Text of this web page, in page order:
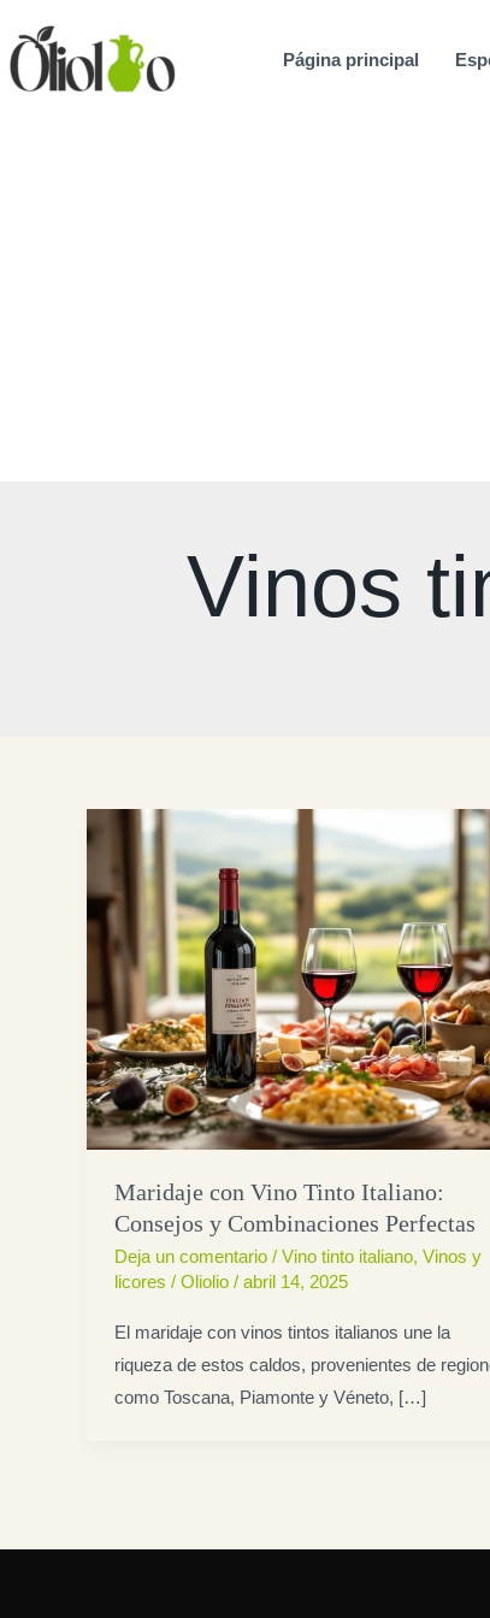
contenido
Página principal
Vinos
Maridaje con Vino Tinto Italiano:
Consejos y Combinaciones Perfectas
Deja un comentario / Vino tinto italiano, Vinos y
licores / Oliolio / abril 14, 2025
El maridaje con vinos tintos italianos une la
riqueza de estos caldos, provenientes de
como Toscana, Piamonte y Véneto, […]